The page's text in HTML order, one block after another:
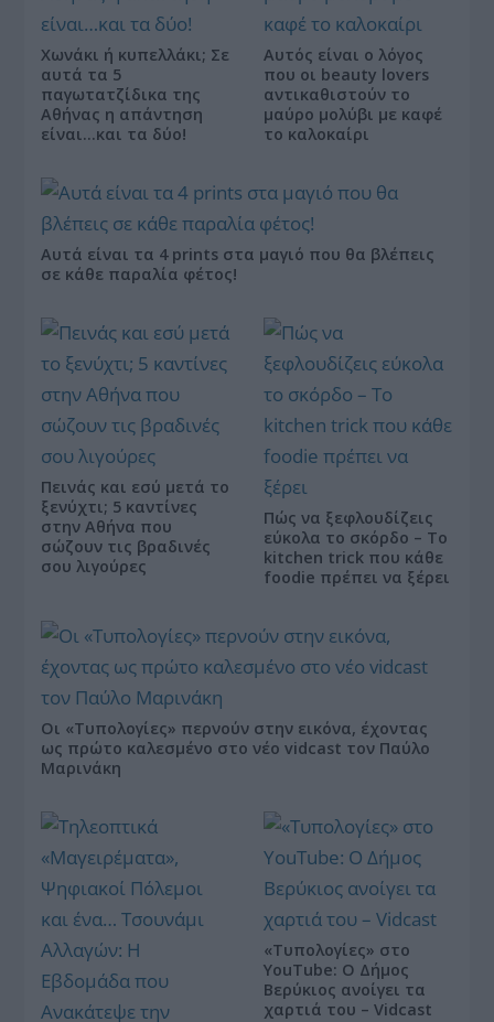
Χωνάκι ή κυπελλάκι; Σε
αυτά τα 5
παγωτατζίδικα της
Αθήνας η απάντηση
είναι…και τα δύο!
Αυτός είναι ο λόγος
που οι beauty lovers
αντικαθιστούν το
μαύρο μολύβι με καφέ
το καλοκαίρι
Αυτά είναι τα 4 prints στα μαγιό που θα βλέπεις
σε κάθε παραλία φέτος!
Πεινάς και εσύ μετά το
ξενύχτι; 5 καντίνες
στην Αθήνα που
σώζουν τις βραδινές
σου λιγούρες
Πώς να ξεφλουδίζεις
εύκολα το σκόρδο – Το
kitchen trick που κάθε
foodie πρέπει να ξέρει
Οι «Τυπολογίες» περνούν στην εικόνα, έχοντας
ως πρώτο καλεσμένο στο νέο vidcast τον Παύλο
Μαρινάκη
«Τυπολογίες» στο
YouTube: Ο Δήμος
Βερύκιος ανοίγει τα
χαρτιά του – Vidcast